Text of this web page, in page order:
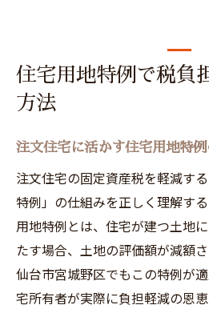
住宅用地特例で税負
方法
注文住宅に活かす住宅用地特
注文住宅の固定資産税を軽減す
特例」の仕組みを正しく理解す
用地特例とは、住宅が建つ土地
たす場合、土地の評価額が減額
仙台市宮城野区でもこの特例が
宅所有者が実際に負担軽減の恩恵